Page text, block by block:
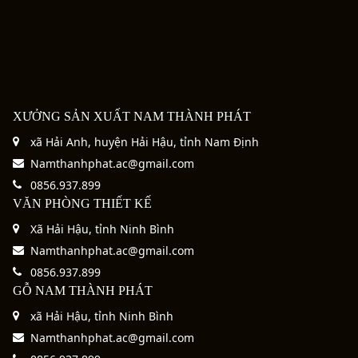
XƯỞNG SẢN XUẤT NAM THÀNH PHÁT
xã Hải Anh, huyện Hải Hậu, tỉnh Nam Định
Namthanhphat.ac@gmail.com
0856.937.899
VĂN PHÒNG THIẾT KẾ
Xã Hải Hậu, tỉnh Ninh Bình
Namthanhphat.ac@gmail.com
0856.937.899
GỖ NAM THÀNH PHÁT
xã Hải Hậu, tỉnh Ninh Bình
Namthanhphat.ac@gmail.com